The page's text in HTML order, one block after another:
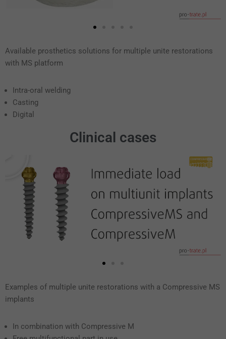
Available prosthetics solutions for multiple unite restorations
with MS platform
Intra-oral welding
Casting
Digital
Clinical cases
Examples of multiple unite restorations with a Compressive MS
implants
In combination with Compressive M